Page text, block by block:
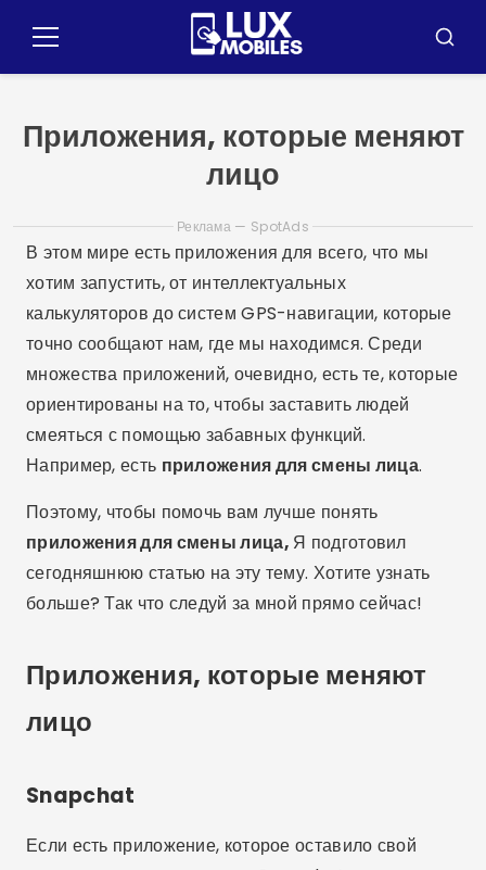
paraМеню
Приложения, которые меняют
лицо
Реклама — SpotAds
В этом мире есть приложения для всего, что мы
хотим запустить, от интеллектуальных
калькуляторов до систем GPS-навигации, которые
точно сообщают нам, где мы находимся. Среди
множества приложений, очевидно, есть те, которые
ориентированы на то, чтобы заставить людей
смеяться с помощью забавных функций.
Например, есть приложения для смены лица.
Поэтому, чтобы помочь вам лучше понять
приложения для смены лица, Я подготовил
сегодняшнюю статью на эту тему. Хотите узнать
больше? Так что следуй за мной прямо сейчас!
Приложения, которые меняют
лицо
Snapchat
Если есть приложение, которое оставило свой